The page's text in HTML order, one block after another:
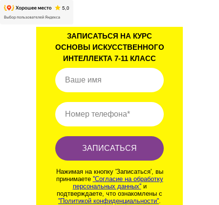
ЗАПИСАТЬСЯ НА КУРС
ОСНОВЫ ИСКУССТВЕННОГО
ИНТЕЛЛЕКТА 7-11 КЛАСС
Ваше имя
Номер телефона*
ЗАПИСАТЬСЯ
Нажимая на кнопку 'Записаться', вы
принимаете ''Согласие на обработку
персональных данных''и
подтверждаете, что ознакомлены с
''Политикой конфиденциальности''.